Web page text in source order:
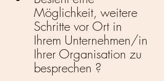
Möglichkeit, weitere
Schritte vor Ort in
Ihrem Unternehmen/in
Ihrer Organisation zu
besprechen ?